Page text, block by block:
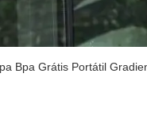
Bpa Grátis Portátil